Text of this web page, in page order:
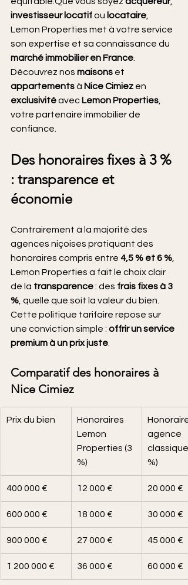
investisseur locatif ou locataire
Lemon Properties met à votre service
son expertise et sa connaissance du
marché immobilier en France
Découvrez nos maisons et
appartements à Nice Cimiez en
exclusivité avec Lemon Properties
votre partenaire immobilier de
confiance.
Des honoraires fixes à 3 %
: transparence et
économie
Contrairement à la majorité des
agences niçoises pratiquant des
honoraires compris entre 4,5 % et 6 %
Lemon Properties a fait le choix clair
de la transparence : des frais fixes à 3
% , quelle que soit la valeur du bien.
Cette politique tarifaire repose sur
une conviction simple : offrir un service
premium à un prix juste
Comparatif des honoraires à
Nice Cimiez
Prix du bien
Honoraires
Lemon
Properties (3
%)
agence
classique
%)
400 000 € 12 000 € 20 000 €
600 000 € 18 000 € 30 000 €
900 000 € 27 000 € 45 000 €
1 200 000 € 36 000 € 60 000 €